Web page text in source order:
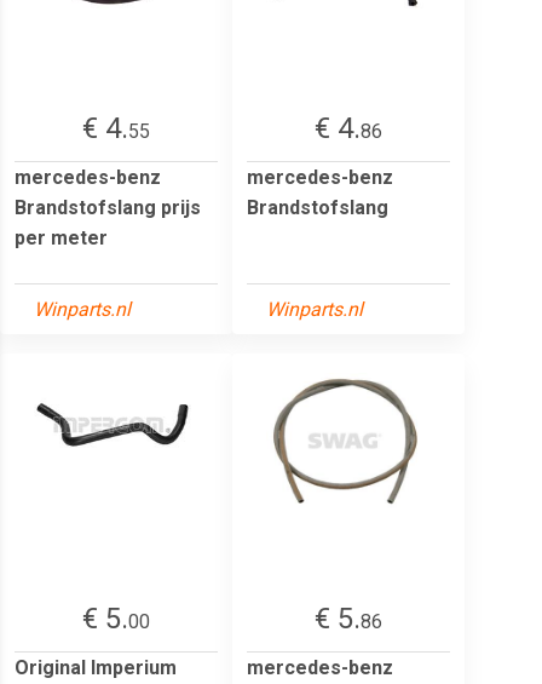
€ 4.55
mercedes-benz
Brandstofslang prijs
per meter
Winparts.nl
€ 4.86
mercedes-benz
Brandstofslang
Winparts.nl
€ 5.00
Original Imperium
€ 5.86
mercedes-benz